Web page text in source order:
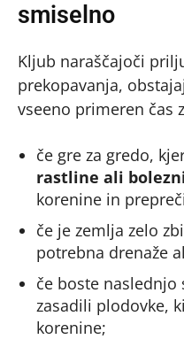
smiselno
Kljub naraščajoči
prekopavanja,
vseeno primeren čas
če gre za gredo,
rastline ali
korenine in
če je zemlja zelo
potrebna drenaže
če boste naslednjo
zasadili plodovke,
korenine;